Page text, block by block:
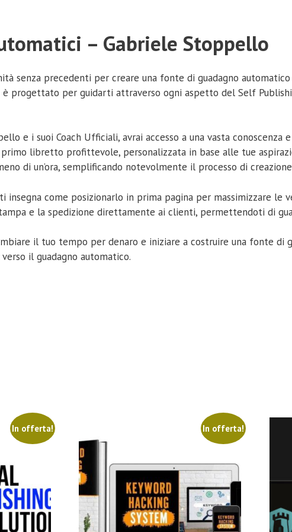
– Gabriele Stoppello
senza precedenti per creare una fonte di guadagno automatico
progettato per guidarti attraverso ogni aspetto del Self
e i suoi Coach Ufficiali, avrai accesso a una vasta conoscenza
libretto profittevole, personalizzata in base alle tue
di un’ora, semplificando notevolmente il processo di
come posizionarlo in prima pagina per massimizzare le
e la spedizione direttamente ai clienti, permettendoti di
il tuo tempo per denaro e iniziare a costruire una fonte di
il guadagno automatico.
In offerta! In offerta!